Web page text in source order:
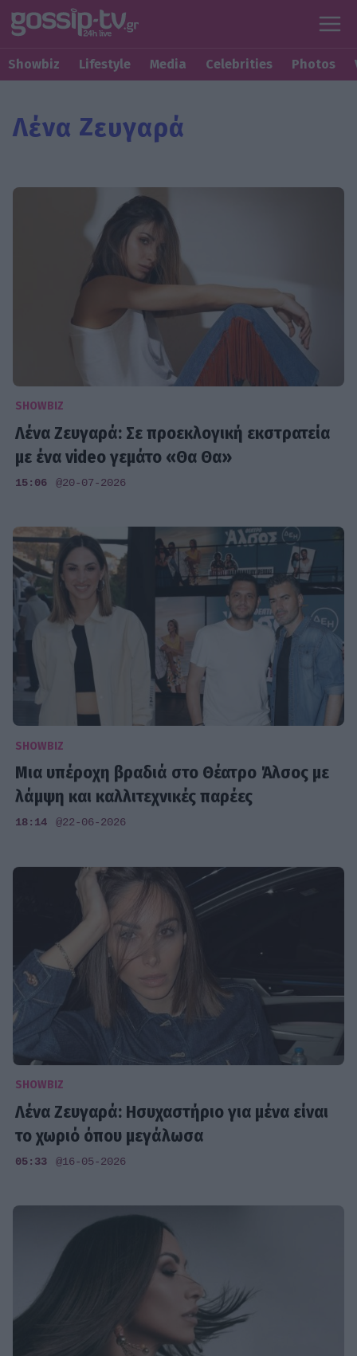
Showbiz Lifestyle Media Celebrities Photos
Λένα Ζευγαρά
SHOWBIZ
Λένα Ζευγαρά: Σε προεκλογική εκστρατεία
με ένα video γεμάτο «Θα Θα»
15:06 @20-07-2026
SHOWBIZ
Μια υπέροχη βραδιά στο Θέατρο Άλσος με
λάμψη και καλλιτεχνικές παρέες
18:14 @22-06-2026
SHOWBIZ
Λένα Ζευγαρά: Ησυχαστήριο για μένα είναι
το χωριό όπου μεγάλωσα
05:33 @16-05-2026